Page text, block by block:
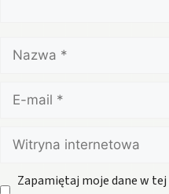
Nazwa
mail
Witryna
internetowa
Zapamiętaj moje dane w